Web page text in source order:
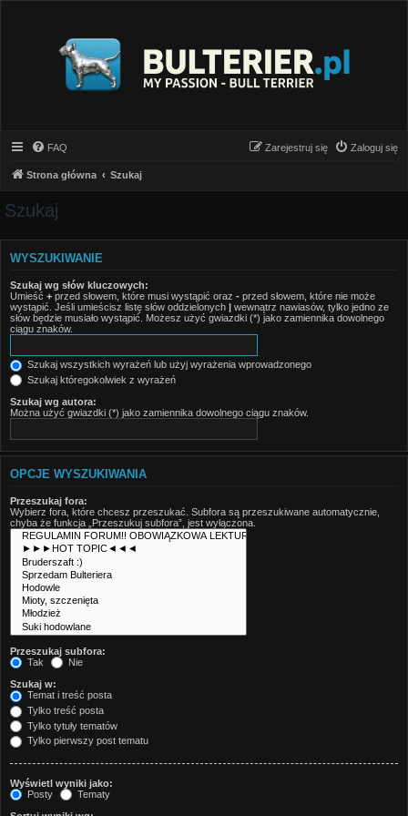
FAQ Zaloguj się
Zarejestruj się
Strona główna Szukaj
Szukaj
WYSZUKIWANIE
Szukaj wg słów kluczowych:
Umieść + przed słowem, które musi wystąpić oraz - przed słowem, które nie może
wystąpić. Jeśli umieścisz listę słów oddzielonych | wewnątrz nawiasów, tylko jedno ze
słów będzie musiało wystąpić. Możesz użyć gwiazdki (*) jako zamiennika dowolnego
ciągu znaków.
Szukaj wszystkich wyrażeń lub użyj wyrażenia wprowadzonego
Szukaj któregokolwiek z wyrażeń
Szukaj wg autora:
Można użyć gwiazdki (*) jako zamiennika dowolnego ciągu znaków.
OPCJE WYSZUKIWANIA
Przeszukaj fora:
Wybierz fora, które chcesz przeszukać. Subfora są przeszukiwane automatycznie,
chyba że funkcja „Przeszukuj subfora”, jest wyłączona.
Przeszukaj subfora:
Tak
Nie
Szukaj w:
Temat i treść posta
Tylko treść posta
Tylko tytuły tematów
Tylko pierwszy post tematu
Wyświetl wyniki jako:
Posty
Tematy